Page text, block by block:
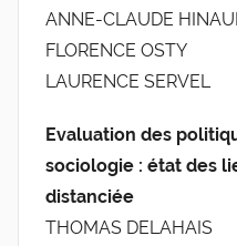
ANNE-CLAUDE
FLORENCE OSTY
LAURENCE SERVEL
Evaluation des
sociologie : état des
distanciée
THOMAS DELAHAIS